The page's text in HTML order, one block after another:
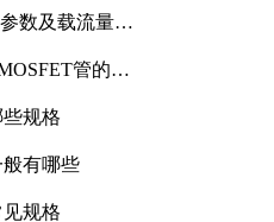
数及载流量解
管的合
规格
有哪些
规格